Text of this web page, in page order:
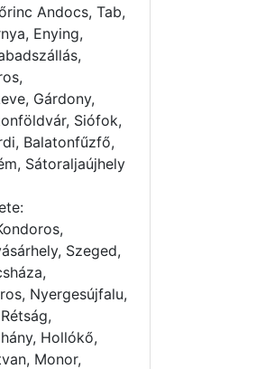
Andocs, Tab,
Enying,
Gárdony,
Siófok,
Balatonfűzfő,
Sátoraljaújhely
Szeged,
Nyergesújfalu,
Hollókő,
Monor,